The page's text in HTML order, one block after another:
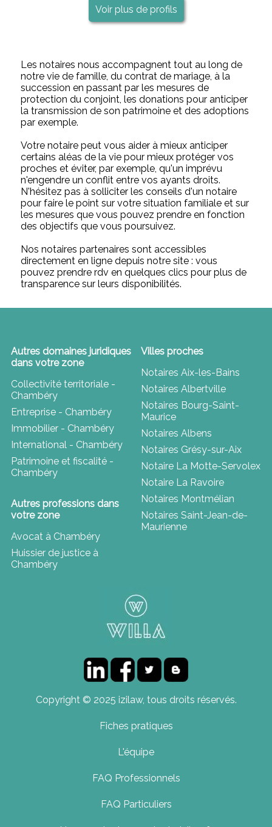
Voir plus de profils
Les notaires nous accompagnent tout au long de
notre vie de famille, du contrat de mariage, à la
succession en passant par les mesures de
protection du conjoint, les donations pour anticiper
la transmission de son patrimoine et des adoptions
par exemple.
Votre notaire peut vous aider à mieux anticiper
certains aléas de la vie pour mieux protéger vos
proches et éviter, par exemple, qu'un imprévu
n'engendre un conflit entre vos ayants droits.
N'hésitez pas à solliciter les conseils d'un notaire
pour faire le point sur votre situation familiale et sur
les mesures que vous pouvez prendre en fonction
des objectifs que vous poursuivez.
Nos notaires partenaires sont accessibles
directement en ligne depuis notre site : vous
pouvez prendre rdv en quelques clics pour plus de
transparence sur leurs disponibilités.
Autres domaines juridiques
dans votre zone
Collectivité territoriale -
Chambéry
Entreprise - Chambéry
Immobilier - Chambéry
International - Chambéry
Patrimoine et fiscalité -
Chambéry
Autres professions dans
votre zone
Avocat à Chambéry
Huissier de justice à
Chambéry
Villes proches
Notaires Aix-les-Bains
Notaires Albertville
Notaires Bourg-Saint-
Maurice
Notaires Albens
Notaires Grésy-sur-Aix
Notaire La Motte-Servolex
Notaire La Ravoire
Notaires Montmélian
Notaires Saint-Jean-de-
Maurienne
Copyright © 2025 izilaw, tous droits réservés.
Fiches pratiques
L'équipe
FAQ Professionnels
FAQ Particuliers